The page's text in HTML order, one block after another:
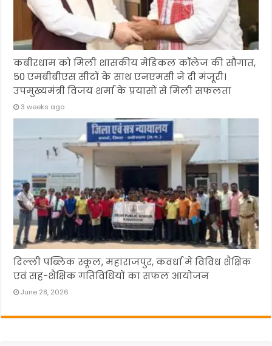
कबीरधाम को मिली शासकीय मेडिकल कॉलेज की सौगात,
50 एमबीबीएस सीटों के साथ एनएमसी ने दी मंजूरी।
उपमुख्यमंत्री विजय शर्मा के प्रयासों से मिली सफलता
3 weeks ago
दिल्ली पब्लिक स्कूल, महाराजपुर, कवर्धा में विविध शैक्षिक
एवं सह-शैक्षिक गतिविधियों का सफल आयोजन
June 28, 2026